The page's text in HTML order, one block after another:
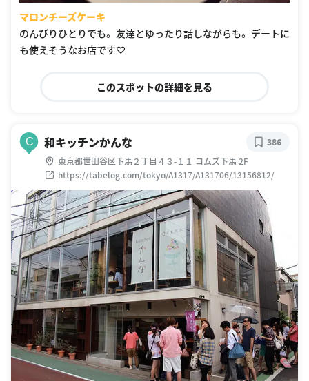
マロンチーズケーキ
のんびりひとりでも。 友達とゆったり話しながらも。 デートに
も使えそうなお店です♡
このスポットの詳細を見る
C 和キッチンかんな
東京都世田谷区下馬２丁目４３-１１ コムズ下馬 2F
https://tabelog.com/tokyo/A1317/A131706/13156812/
386